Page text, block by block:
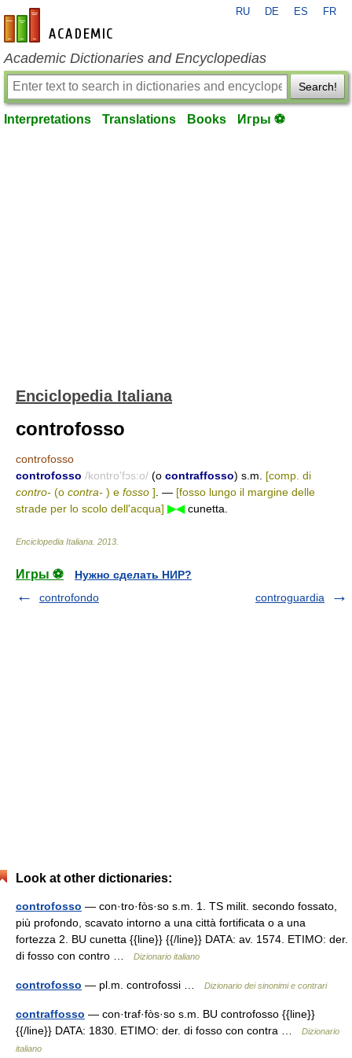
en-academic.com
RU DE ES FR
Academic Dictionaries and Encyclopedias
Search!
Interpretations Translations Books Игры ⚽
Enciclopedia Italiana
controfosso
controfosso
controfosso /kontro'fɔs:o/ (o contraffosso) s.m. [comp. di
contro- (o contra- ) e fosso ] . — [fosso lungo il margine delle
strade per lo scolo dell'acqua] ▶◀cunetta.
Enciclopedia Italiana 2013
Игры ⚽
Нужно сделать НИР?
controfondo
controguardia
Look at other dictionaries:
controfosso — con·tro·fòs·so s.m. 1. TS milit. secondo fossato,
più profondo, scavato intorno a una città fortificata o a una
fortezza 2. BU cunetta {{line}} {{/line}} DATA: av. 1574. ETIMO: der.
di fosso con contro …
Dizionario italiano
controfosso — pl.m. controfossi … Dizionario dei sinonimi e contrari
contraffosso — con·traf·fòs·so s.m. BU controfosso {{line}}
{{/line}} DATA: 1830. ETIMO: der. di fosso con contra …
Dizionario
italiano